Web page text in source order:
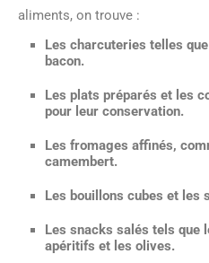
aliments, on trouve :
Les charcuteries telles
bacon.
Les plats préparés et les
pour leur conservation.
Les fromages affinés,
camembert.
Les bouillons cubes et les
Les snacks salés tels que
apéritifs et les olives.